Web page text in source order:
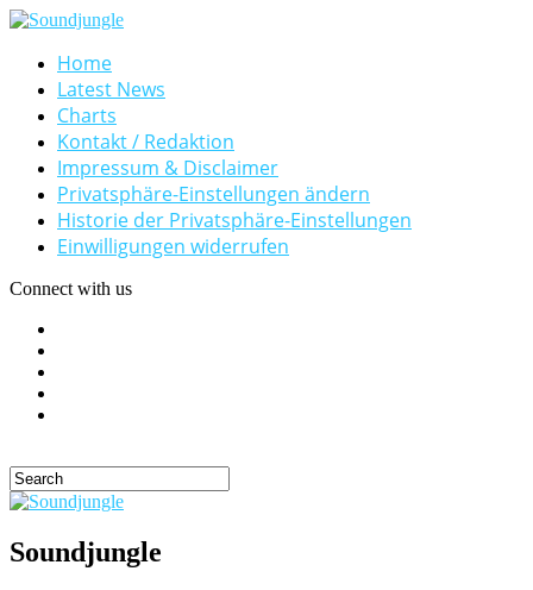
Home
Latest News
Charts
Kontakt / Redaktion
Impressum & Disclaimer
Privatsphäre-Einstellungen ändern
Historie der Privatsphäre-Einstellungen
Einwilligungen widerrufen
Connect with us
Soundjungle